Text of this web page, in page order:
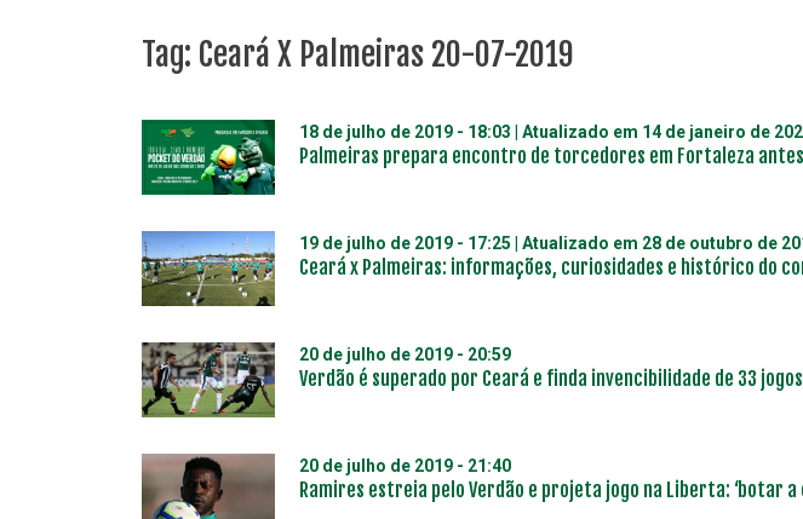
Tag: Ceará X Palmeiras 20-07-2019
18 de julho de 2019 - 18:03 | Atualizado em 14 de janeiro de
Palmeiras prepara encontro de torcedores em Fortaleza
19 de julho de 2019 - 17:25 | Atualizado em 28 de outubro de
Ceará x Palmeiras: informações, curiosidades e histórico do
20 de julho de 2019 - 20:59
Verdão é superado por Ceará e finda invencibilidade de 33
20 de julho de 2019 - 21:40
Ramires estreia pelo Verdão e projeta jogo na Liberta: ‘botar a